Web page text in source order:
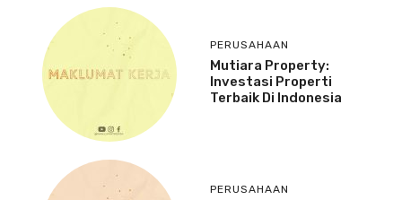
PERUSAHAAN
Mutiara Property:
Investasi Properti
Terbaik Di Indonesia
PERUSAHAAN